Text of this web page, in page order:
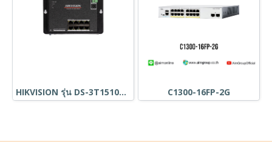
HIKVISION รุ่น DS-3T1510P-SI-FLT C1300-16FP-2G